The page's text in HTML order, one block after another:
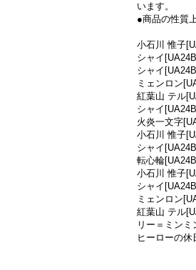
います。
●商品の性質
小石川 惟子
シャイ
シャイ
ミェンロン
紅葉山 テル
シャイ
火炎一文字
小石川 惟子
シャイ
転心輪
小石川 惟子
シャイ
ミェンロン
紅葉山 テル
リー＝ミン
ヒーローの休